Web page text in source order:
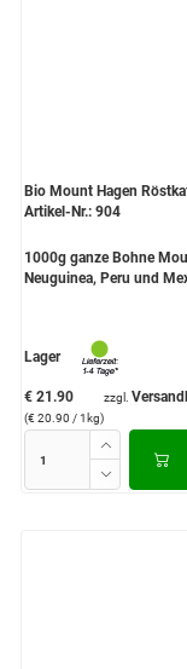
Bio Mount Hagen
Artikel-Nr.: 904
1000g ganze Bohne
Neuguinea, Peru und
Lager
€ 21.90
(€ 20.90 / 1kg)
zzgl.